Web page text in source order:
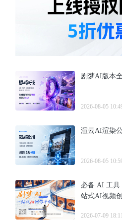
剧梦AI版本
2026-08-05
渲云AI渲染
2026-08-05
必备 AI 工
站式AI视频
2026-07-09